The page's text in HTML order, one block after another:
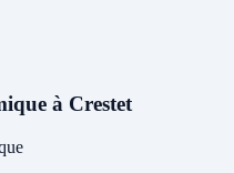
à Crestet